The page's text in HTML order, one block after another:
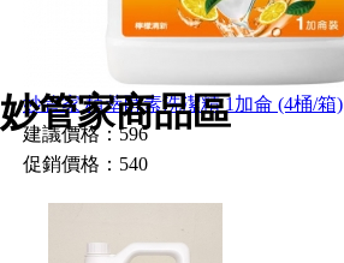
妙管家 植萃酵素洗潔精 1加侖 (4桶/箱)
建議價格：596
促銷價格：540
妙管家商品區